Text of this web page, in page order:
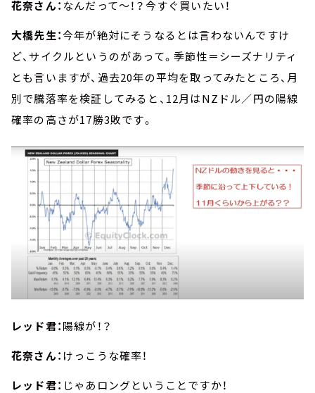
花奈さん： なんだって～！？今すぐ買いたい！
大橋先生：今年が絶対にそうなるとは言わないんですけ
ど、サイクルというのがあって。季節性＝シーズナリティ
とも言いますが、過去20年の平均を取ってみたところ、月
別で騰落率を検証してみると、12月はNZドル／円の陽線
確率の高さが17勝3敗です。
レッド君：陽線が！？
花奈さん：けっこうな確率！
レッド君： じゃあロングということですか！